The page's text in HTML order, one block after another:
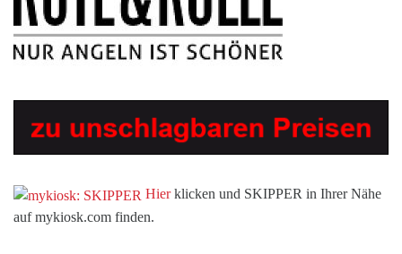
Hierklicken und SKIPPER in Ihrer Nähe
auf mykiosk.com finden.